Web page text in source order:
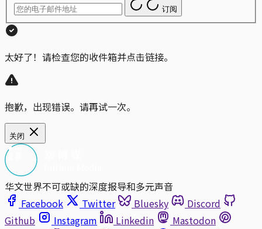
订阅
太好了！请检查您的收件箱并点击链接。
抱歉，出现错误。请再试一次。
关闭
华文世界不可或缺的深度报导和多元声音
Facebook
Twitter Bluesky
Discord
Github
Instagram Linkedin
Mastodon